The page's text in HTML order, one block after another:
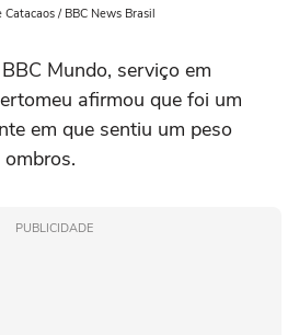
/ BBC News Brasil
Mundo, serviço em
afirmou que foi um
em que sentiu um peso
PUBLICIDADE